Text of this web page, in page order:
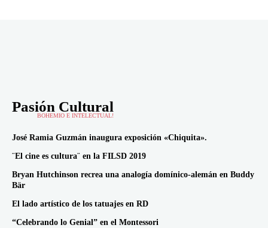
Pasión Cultural
BOHEMIO E INTELECTUAL!
José Ramia Guzmán inaugura exposición «Chiquita».
¨El cine es cultura¨ en la FILSD 2019
Bryan Hutchinson recrea una analogía domínico-alemán en Buddy
Bär
El lado artístico de los tatuajes en RD
“Celebrando lo Genial” en el Montessori